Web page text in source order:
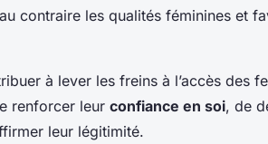
contraire les qualités féminines et
à lever les freins à l’accès des
renforcer leur confiance en soi, de
leur légitimité.